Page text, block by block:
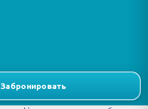
Забронировать
информация носит справочный характер и
публичной офертой.